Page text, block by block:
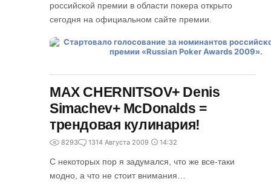
российской премии в области покера открыто
сегодня на официальном сайте премии.
MAX CHERNITSOV+ Denis
Simachev+ McDonalds =
трендовая кулинария!
8293 1314 Августа 2009 14:32
С некоторых пор я задумался, что же все-таки
модно, а что не стоит внимания…